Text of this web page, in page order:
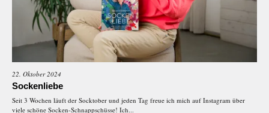
22. Oktober 2024
Sockenliebe
Seit 3 Wochen läuft der Socktober und jeden Tag freue ich mich auf Instagram über
viele schöne Socken-Schnappschüsse! Ich...